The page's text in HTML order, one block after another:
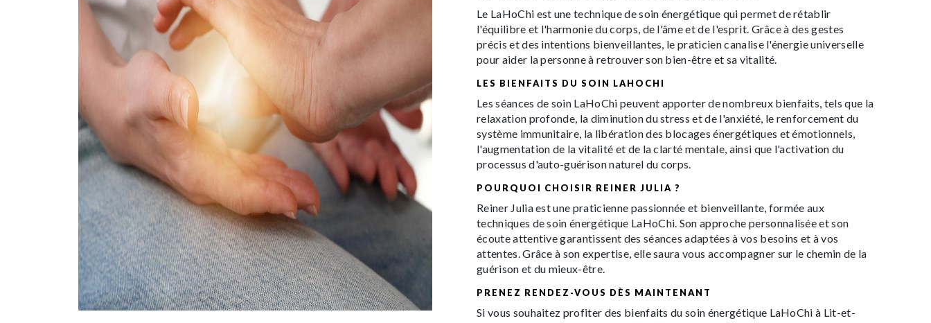
Le LaHoChi est une technique de soin énergétique qui permet de rétablir
l'équilibre et l'harmonie du corps, de l'âme et de l'esprit. Grâce à des gestes
précis et des intentions bienveillantes, le praticien canalise l'énergie universelle
pour aider la personne à retrouver son bien-être et sa vitalité.
LES BIENFAITS DU SOIN LAHOCHI
Les séances de soin LaHoChi peuvent apporter de nombreux bienfaits, tels que la
relaxation profonde, la diminution du stress et de l'anxiété, le renforcement du
système immunitaire, la libération des blocages énergétiques et émotionnels,
l'augmentation de la vitalité et de la clarté mentale, ainsi que l'activation du
processus d'auto-guérison naturel du corps.
POURQUOI CHOISIR REINER JULIA ?
Reiner Julia est une praticienne passionnée et bienveillante, formée aux
techniques de soin énergétique LaHoChi. Son approche personnalisée et son
écoute attentive garantissent des séances adaptées à vos besoins et à vos
attentes. Grâce à son expertise, elle saura vous accompagner sur le chemin de la
guérison et du mieux-être.
PRENEZ RENDEZ-VOUS DÈS MAINTENANT
Si vous souhaitez profiter des bienfaits du soin énergétique LaHoChi à Lit-et-